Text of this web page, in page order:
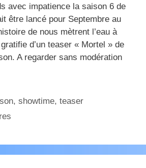
avec impatience la saison 6 de
être lancé pour Septembre au
de nous mètrent l’eau à
d’un teaser « Mortel » de
A regarder sans modération
,showtime,teaser